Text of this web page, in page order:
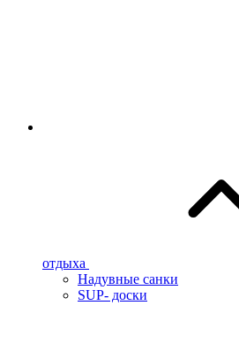
отдыха
Надувные санки
SUP- доски